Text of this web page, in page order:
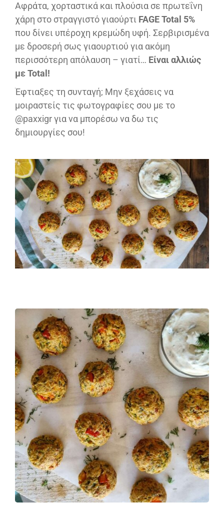
Αφράτα, χορταστικά και πλούσια σε πρωτεΐνη
χάρη στο στραγγιστό γιαούρτι FAGE Total 5%
που δίνει υπέροχη κρεμώδη υφή. Σερβιρισμένα
με δροσερή σως γιαουρτιού για ακόμη
περισσότερη απόλαυση – γιατί… Είναι αλλιώς
με Total!
Έφτιαξες τη συνταγή; Μην ξεχάσεις να
μοιραστείς τις φωτογραφίες σου με το
@paxxigr για να μπορέσω να δω τις
δημιουργίες σου!